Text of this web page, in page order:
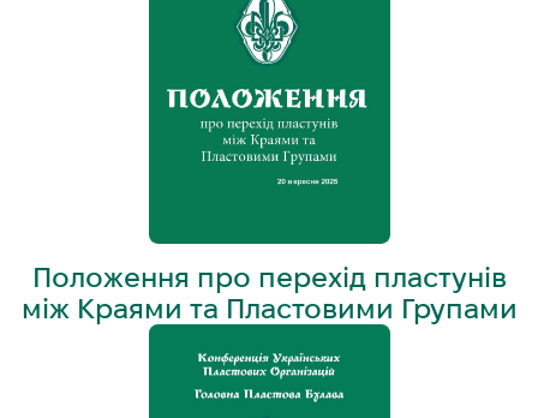
Положення про перехід пластунів
між Краями та Пластовими Групами